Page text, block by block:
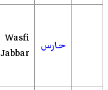
حارس
Wasfi
Jabbar